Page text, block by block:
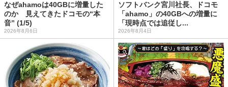
なぜahamoは40GBに増量した
のか 見えてきたドコモの“本
音” (1/5)
2026年8月6日
ソフトバンク宮川社長、ドコモ
「ahamo」の40GBへの増量に
「現時点では追従し...
2026年8月4日